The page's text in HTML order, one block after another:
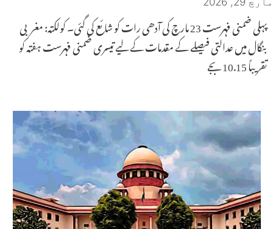
پہلی ضمنی فہرست 23 مارچ کی آدھی رات کو شائع کی گئی۔ کولکتہ: مغربی
بنگال میں عدالتی فیصلے کے مقدمات کے لیے تیسری ضمنی فہرست ہفتہ کو
تقریباً 10.15 بجے